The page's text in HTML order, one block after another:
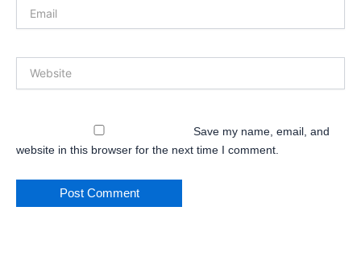
Save my name, email, and
website in this browser for the next time I comment.